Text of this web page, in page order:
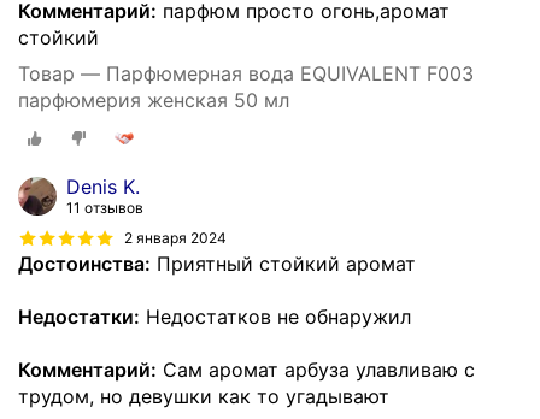
Комментарий: парфюм просто огонь,аромат
стойкий
Товар — Парфюмерная вода EQUIVALENT F003
парфюмерия женская 50 мл
Denis K.
11 отзывов
2 января 2024
Достоинства: Приятный стойкий аромат
Недостатки: Недостатков не обнаружил
Комментарий: Сам аромат арбуза улавливаю с
трудом, но девушки как то угадывают